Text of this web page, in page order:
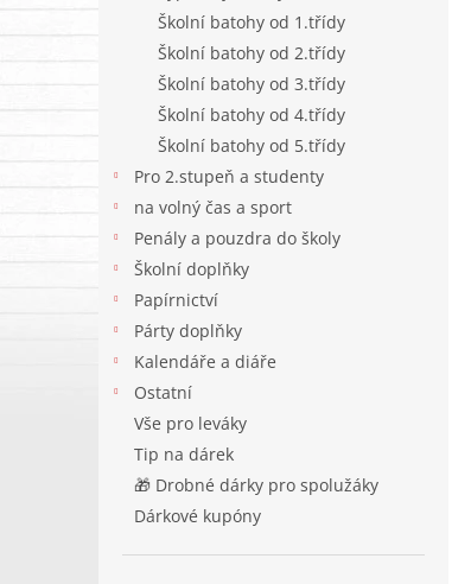
Školní batohy od 1.třídy
Školní batohy od 2.třídy
Školní batohy od 3.třídy
Školní batohy od 4.třídy
Školní batohy od 5.třídy
Pro 2.stupeň a studenty
na volný čas a sport
Penály a pouzdra do školy
Školní doplňky
Papírnictví
Párty doplňky
Kalendáře a diáře
Ostatní
Vše pro leváky
Tip na dárek
🎁 Drobné dárky pro spolužáky
Dárkové kupóny